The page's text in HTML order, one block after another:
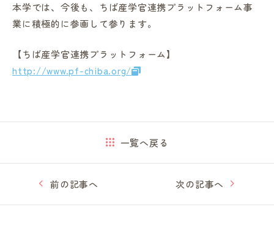
本学では、今後も、ちば産学官連携プラットフォーム事
業に積極的に参画して参ります｡
【ちば産学官連携プラットフォーム】
http://www.pf-chiba.org/
前の記事へ
一覧へ戻る
次の記事へ